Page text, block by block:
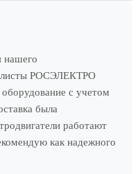
нашего
РОСЭЛЕКТРО
с учетом
была
работают
как надежного